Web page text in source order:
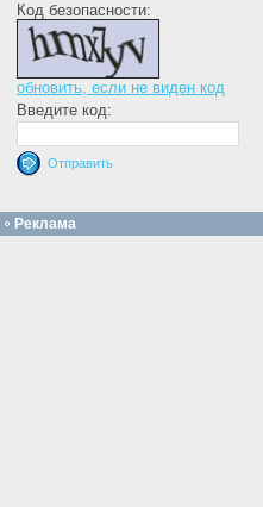
Код безопасности:
обновить, если не виден код
Введите код:
Реклама